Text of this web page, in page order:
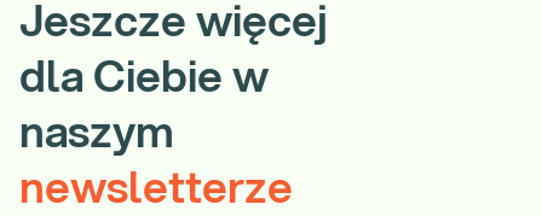
Jeszcze więcej
dla Ciebie w
naszym
newsletterze